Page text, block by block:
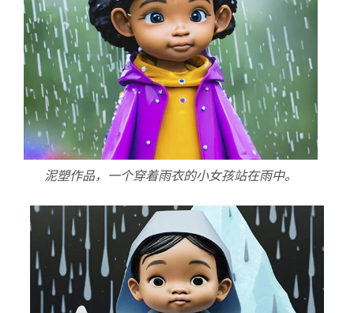
泥塑作品，一个穿着雨衣的小女孩站在雨中。